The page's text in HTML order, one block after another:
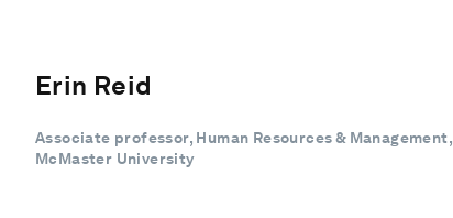
Erin Reid
Associate professor, Human Resources & Management,
McMaster University